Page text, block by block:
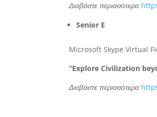
Διαβάστε περισσότερα
Senior E
Microsoft Skype Virtual
“Explore Civilization
Διαβάστε περισσότερα